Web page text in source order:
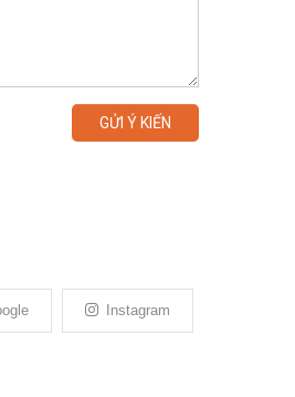
GỬI Ý KIẾN
Instagram